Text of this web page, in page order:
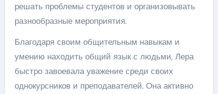
решать проблемы студентов и организовывать
разнообразные мероприятия.
Благодаря своим общительным навыкам и
умению находить общий язык с людьми, Лера
быстро завоевала уважение среди своих
однокурсников и преподавателей. Она активно